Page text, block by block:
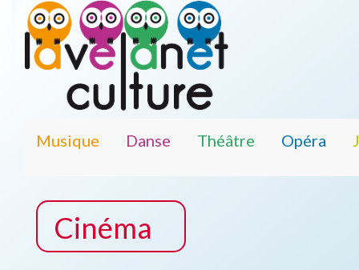
Musique Danse Théâtre Opéra
Cinéma